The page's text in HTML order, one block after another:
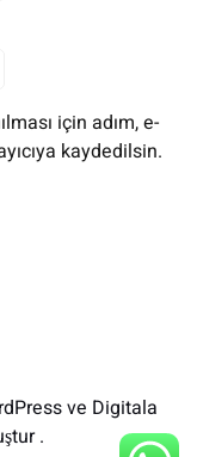
için adım, e-
kaydedilsin.
ve Digitala
.